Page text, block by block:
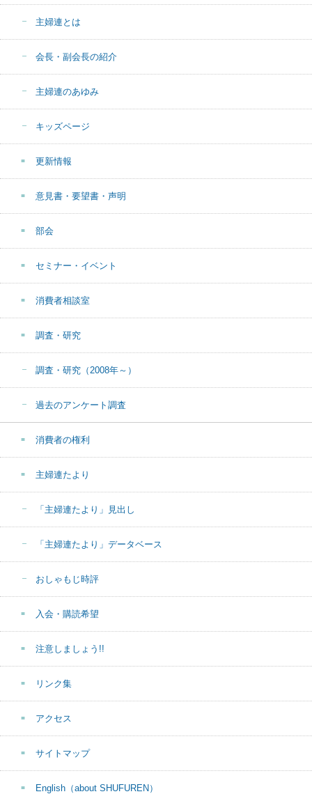
主婦連とは
会長・副会長の紹介
主婦連のあゆみ
キッズページ
更新情報
意見書・要望書・声明
部会
セミナー・イベント
消費者相談室
調査・研究
調査・研究（2008年～）
過去のアンケート調査
消費者の権利
主婦連たより
「主婦連たより」見出し
「主婦連たより」データベース
おしゃもじ時評
入会・購読希望
注意しましょう!!
リンク集
アクセス
サイトマップ
English（about SHUFUREN）